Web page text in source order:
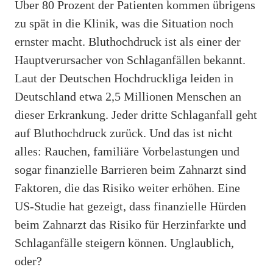
Über 80 Prozent der Patienten kommen übrigens
zu spät in die Klinik, was die Situation noch
ernster macht. Bluthochdruck ist als einer der
Hauptverursacher von Schlaganfällen bekannt.
Laut der Deutschen Hochdruckliga leiden in
Deutschland etwa 2,5 Millionen Menschen an
dieser Erkrankung. Jeder dritte Schlaganfall geht
auf Bluthochdruck zurück. Und das ist nicht
alles: Rauchen, familiäre Vorbelastungen und
sogar finanzielle Barrieren beim Zahnarzt sind
Faktoren, die das Risiko weiter erhöhen. Eine
US-Studie hat gezeigt, dass finanzielle Hürden
beim Zahnarzt das Risiko für Herzinfarkte und
Schlaganfälle steigern können. Unglaublich,
oder?